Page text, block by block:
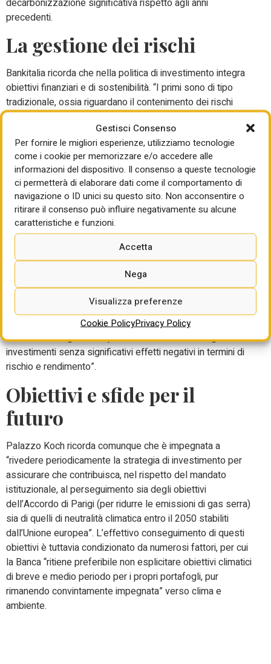
Gestisci Consenso
Per fornire le migliori esperienze, utilizziamo tecnologie
come i cookie per memorizzare e/o accedere alle
informazioni del dispositivo. Il consenso a queste tecnologie
ci permetterà di elaborare dati come il comportamento di
navigazione o ID unici su questo sito. Non acconsentire o
ritirare il consenso può influire negativamente su alcune
caratteristiche e funzioni.
Accetta
Nega
Visualizza preferenze
Cookie PolicyPrivacy Policy
decarbonizzazione significativa rispetto agli anni
precedenti.
La gestione dei rischi
Bankitalia ricorda che nella politica di investimento integra
obiettivi finanziari e di sostenibilità. “I primi sono di tipo
tradizionale, ossia riguardano il contenimento dei rischi
finanziari e la prudente ricerca del rendimento” mentre i
secondi “consistono nell’inserire nell’analisi informazioni di
sostenibilità” con il duplice scopo di migliorare il profilo di
rischio e di rendimento degli investimenti, e di contribuire
alla tutela dell’ambiente e alla sostenibilità.
Anche nella gestione dei rischi la banca centrale mira a
contemperare gli obiettivi di sostenibilità con quelli
tradizionali (rendimento, basso rischio e liquidità) e per i
portafogli di azioni e obbligazioni societarie “favorisce le
imprese con le migliori prassi Esg e quelle più impegnate
Per quello che riguarda i titoli di Stato, via Nazionale
assicura che “il graduale ampliamento della quota di
nel portafoglio finanziario e nelle riserve valutarie
consente di migliorare il profilo di sostenibilità degli
investimenti senza significativi effetti negativi in termini di
rischio e rendimento”.
Obiettivi e sfide per il
futuro
Palazzo Koch ricorda comunque che è impegnata a
“rivedere periodicamente la strategia di investimento per
assicurare che contribuisca, nel rispetto del mandato
istituzionale, al perseguimento sia degli obiettivi
dell’Accordo di Parigi (per ridurre le emissioni di gas serra)
sia di quelli di neutralità climatica entro il 2050 stabiliti
dall’Unione europea”. L’effettivo conseguimento di questi
obiettivi è tuttavia condizionato da numerosi fattori, per cui
la Banca “ritiene preferibile non esplicitare obiettivi climatici
di breve e medio periodo per i propri portafogli, pur
rimanendo convintamente impegnata” verso clima e
ambiente.